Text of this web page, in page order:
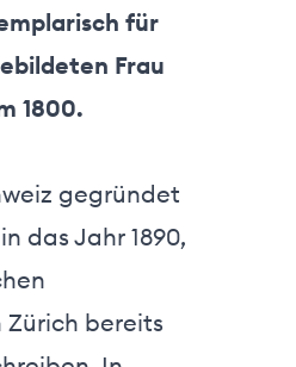
für
Frau
1800.
gegründet
das Jahr 1890,
Zürich bereits